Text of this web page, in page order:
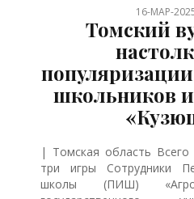
16-МАР-
Томский
школьников и
| Томская область Всего
три игры Сотрудники
школы (ПИШ)